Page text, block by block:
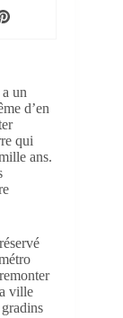
un
d’en
qui
ans.
ville